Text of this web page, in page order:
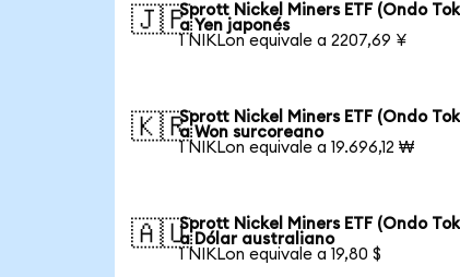
🇯🇵Sprott Nickel Miners ETF (Ondo
a Yen japonés
1 NIKLon equivale a 2207,69 ¥
🇰🇷Sprott Nickel Miners ETF (Ondo
a Won surcoreano
1 NIKLon equivale a 19.696,12 ₩
🇦🇺Sprott Nickel Miners ETF (Ondo
a Dólar australiano
1 NIKLon equivale a 19,80 $